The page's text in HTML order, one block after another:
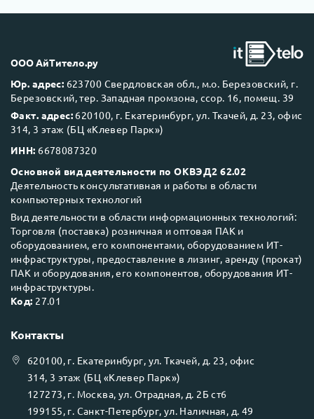
ООО АйТитело.ру
Юр. адрес: 623700 Свердловская обл., м.о. Березовский, г.
Березовский, тер. Западная промзона, ссор. 16, помещ. 39
Факт. адрес: 620100, г. Екатеринбург, ул. Ткачей, д. 23, офис
314, 3 этаж (БЦ «Клевер Парк»)
ИНН: 6678087320
Основной вид деятельности по ОКВЭД2 62.02
Деятельность консультативная и работы в области
компьютерных технологий
Вид деятельности в области информационных технологий:
Торговля (поставка) розничная и оптовая ПАК и
оборудованием, его компонентами, оборудованием ИТ-
инфраструктуры, предоставление в лизинг, аренду (прокат)
ПАК и оборудования, его компонентов, оборудования ИТ-
инфраструктуры.
Код: 27.01
Контакты
620100, г. Екатеринбург, ул.Ткачей, д. 23, офис
314, 3 этаж (БЦ «Клевер Парк»)
127273, г. Москва, ул. Отрадная, д. 2Б ст6
199155, г. Санкт-Петербург, ул. Наличная, д. 49